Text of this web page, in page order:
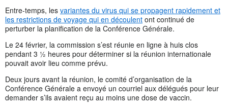
Entre-temps, les variantes du virus qui se propagent rapidement et
les restrictions de voyage qui en découlent ont continué de
perturber la planification de la Conférence Générale.
Le 24 février, la commission s’est réunie en ligne à huis clos
pendant 3 ½ heures pour déterminer si la réunion internationale
pouvait avoir lieu comme prévu.
Deux jours avant la réunion, le comité d’organisation de la
Conférence Générale a envoyé un courriel aux délégués pour leur
demander s’ils avaient reçu au moins une dose de vaccin.